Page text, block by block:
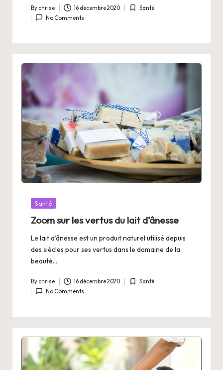
Posted
by
By chrise 16 décembre 2020
Posted
Santé
No Comments
Posted
Santé
Zoom sur les vertus du lait d’ânesse
Le lait d’ânesse est un produit naturel utilisé depuis
des siècles pour ses vertus dans le domaine de la
beauté…
Posted
by
By chrise 16 décembre 2020
Posted
Santé
No Comments